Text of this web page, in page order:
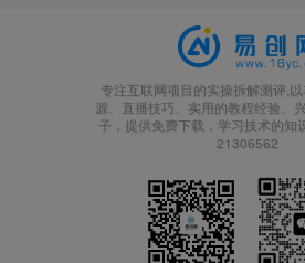
专注互联网项目的实操拆解测评,
源、直播技巧、实用的教程经验、
子，提供免费下载，学习技术的知
21306562